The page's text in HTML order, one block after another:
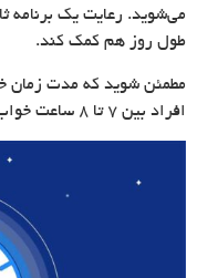
می‌شوید. رعایت یک برنامه
طول روز هم کمک کند.
مطمئن شوید که مدت زمان
افراد بین 7 تا 8 ساعت خواب شبانه است.